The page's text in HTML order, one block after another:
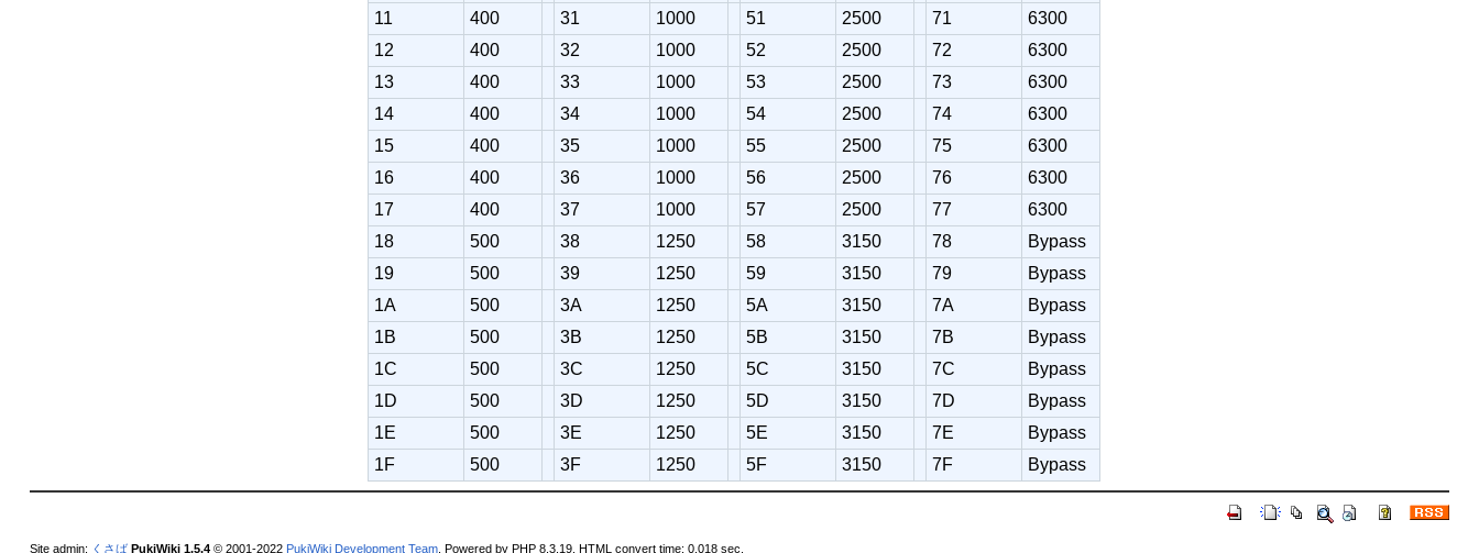
11
400 31 1000 51 2500 71
6300
12
400 32 1000 52 2500 72
6300
13
400 33 1000 53 2500 73
6300
14
400 34 1000 54 2500 74
6300
15
400 35 1000 55 2500 75
6300
16
400 36 1000 56 2500 76
6300
17
400 37 1000 57 2500 77
6300
18
500 38 1250 58 3150 78
Bypass
19
500 39 1250 59 3150 79
Bypass
1A
500 3A 1250 5A 3150 7A
Bypass
1B
500 3B 1250 5B 3150 7B
Bypass
1C
500 3C 1250 5C 3150 7C
Bypass
1D
500 3D 1250 5D 3150 7D
Bypass
1E
500 3E 1250 5E 3150 7E
Bypass
1F
500 3F 1250 5F 3150 7F Bypass
Site admin: くさば PukiWiki 1.5.4© 2001-2022 PukiWiki Development Team. Powered by PHP 8.3.19. HTML convert time: 0.018 sec.